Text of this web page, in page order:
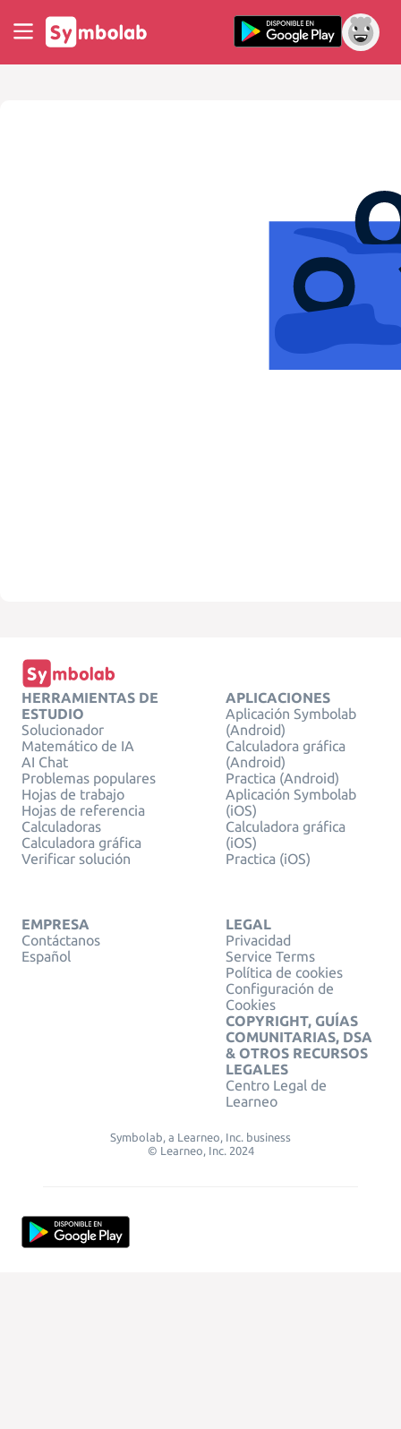
HERRAMIENTAS DE
ESTUDIO
Solucionador
Matemático de IA
AI Chat
Problemas populares
Hojas de trabajo
Hojas de referencia
Calculadoras
Calculadora gráfica
Verificar solución
APLICACIONES
Aplicación Symbolab
(Android)
Calculadora gráfica
(Android)
Practica (Android)
Aplicación Symbolab
(iOS)
Calculadora gráfica
(iOS)
Practica (iOS)
EMPRESA
Contáctanos
Español
LEGAL
Privacidad
Service Terms
Política de cookies
Configuración de
Cookies
COPYRIGHT, GUÍAS
COMUNITARIAS, DSA
& OTROS RECURSOS
LEGALES
Centro Legal de
Learneo
Symbolab, a Learneo, Inc. business
© Learneo, Inc. 2024